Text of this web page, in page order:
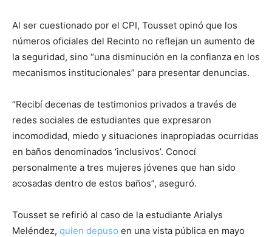
Al ser cuestionado por el CPI, Tousset opinó que los
números oficiales del Recinto no reflejan un aumento de
la seguridad, sino “una disminución en la confianza en los
mecanismos institucionales” para presentar denuncias.
“Recibí decenas de testimonios privados a través de
redes sociales de estudiantes que expresaron
incomodidad, miedo y situaciones inapropiadas ocurridas
en baños denominados ‘inclusivos’. Conocí
personalmente a tres mujeres jóvenes que han sido
acosadas dentro de estos baños”, aseguró.
Tousset se refirió al caso de la estudiante Arialys
Meléndez, quien depuso en una vista pública en mayo